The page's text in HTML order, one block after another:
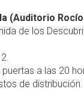
(Auditorio
de los
a las 20
de distribución.